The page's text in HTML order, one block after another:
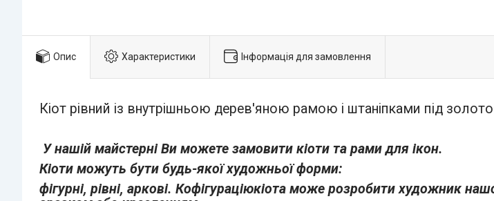
Опис Характеристики Інформація для замовлення
Кіот рівний із внутрішньою дерев'яною рамою і штаніпками під золото
У нашій майстерні Ви можете замовити кіоти та рами для ікон.
Кіоти можуть бути будь-якої художньої форми:
фігурні, рівні, аркові. Кофігураціюкіота може розробити художник